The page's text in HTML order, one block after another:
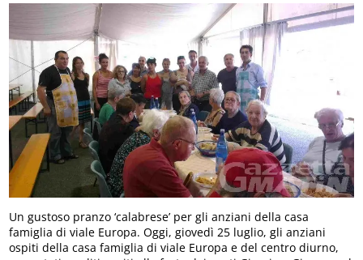
Un gustoso pranzo ‘calabrese’ per gli anziani della casa
famiglia di viale Europa. Oggi, giovedì 25 luglio, gli anziani
ospiti della casa famiglia di viale Europa e del centro diurno,